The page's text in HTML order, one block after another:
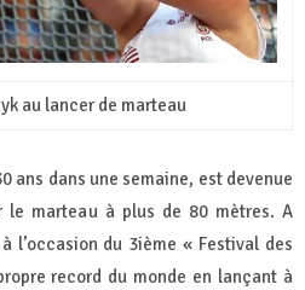
au lancer de marteau
ans dans une semaine, est devenue
le marteau à plus de 80 mètres. A
l’occasion du 3ième « Festival des
record du monde en lançant à